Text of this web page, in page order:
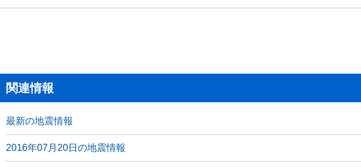
関連情報
最新の地震情報
2016年07月20日の地震情報